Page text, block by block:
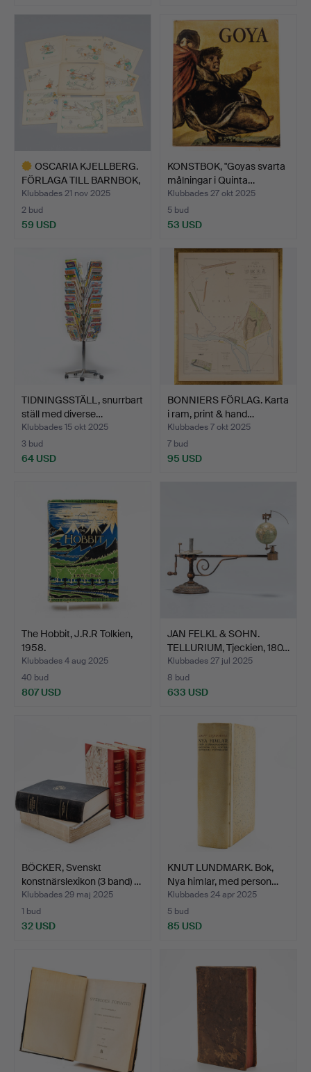
OSCARIA KJELLBERG.
FÖRLAGA TILL BARNBOK,
"…
Klubbades 21 nov 2025
2 bud
59 USD
KONSTBOK, "Goyas svarta
målningar i Quinta…
Klubbades 27 okt 2025
5 bud
53 USD
TIDNINGSSTÄLL, snurrbart
ställ med diverse…
Klubbades 15 okt 2025
3 bud
64 USD
BONNIERS FÖRLAG. Karta
i ram, print & hand…
Klubbades 7 okt 2025
7 bud
95 USD
The Hobbit, J.R.R Tolkien,
1958.
Klubbades 4 aug 2025
40 bud
807 USD
JAN FELKL & SOHN.
TELLURIUM, Tjeckien, 180…
Klubbades 27 jul 2025
8 bud
633 USD
BÖCKER, Svenskt
konstnärslexikon (3 band) …
Klubbades 29 maj 2025
1 bud
32 USD
KNUT LUNDMARK. Bok,
Nya himlar, med person…
Klubbades 24 apr 2025
5 bud
85 USD